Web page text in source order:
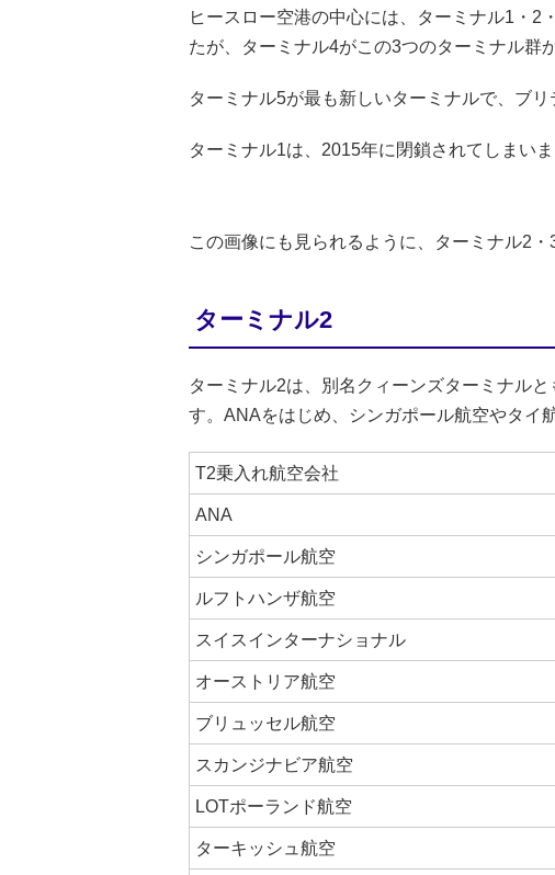
ヒースロー空港の中心には、ターミナル1・2
たが、ターミナル4がこの3つのターミナル群
ターミナル5が最も新しいターミナルで、ブ
ターミナル1は、2015年に閉鎖されてしまい
この画像にも見られるように、ターミナル2
ターミナル2
ターミナル2は、別名クィーンズターミナル
す。ANAをはじめ、シンガポール航空やタイ
T2乗入れ航空会社
ANA
シンガポール航空
ルフトハンザ航空
スイスインターナショナル
オーストリア航空
ブリュッセル航空
スカンジナビア航空
LOTポーランド航空
ターキッシュ航空